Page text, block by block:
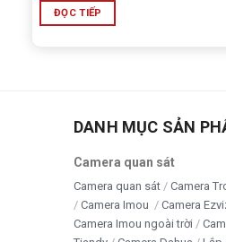
ĐỌC TIẾP
DANH MỤC SẢN
Camera quan sát
Camera quan sát
Camera
Camera Imou
Camera
Camera Imou ngoài trời